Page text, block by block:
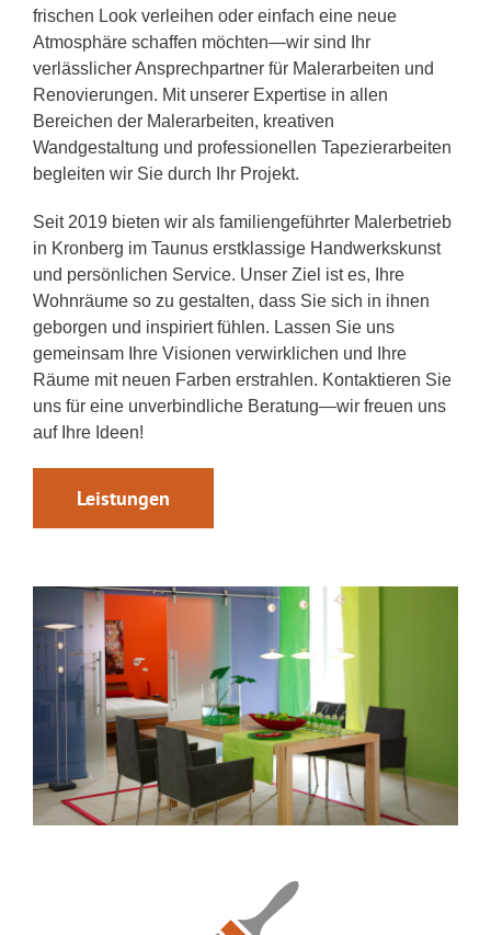
frischen Look verleihen oder einfach eine neue
Atmosphäre schaffen möchten—wir sind Ihr
verlässlicher Ansprechpartner für Malerarbeiten und
Renovierungen. Mit unserer Expertise in allen
Bereichen der Malerarbeiten, kreativen
Wandgestaltung und professionellen Tapezierarbeiten
begleiten wir Sie durch Ihr Projekt.
Seit 2019 bieten wir als familiengeführter Malerbetrieb
in Kronberg im Taunus erstklassige Handwerkskunst
und persönlichen Service. Unser Ziel ist es, Ihre
Wohnräume so zu gestalten, dass Sie sich in ihnen
geborgen und inspiriert fühlen. Lassen Sie uns
gemeinsam Ihre Visionen verwirklichen und Ihre
Räume mit neuen Farben erstrahlen. Kontaktieren Sie
uns für eine unverbindliche Beratung—wir freuen uns
auf Ihre Ideen!
Leistungen